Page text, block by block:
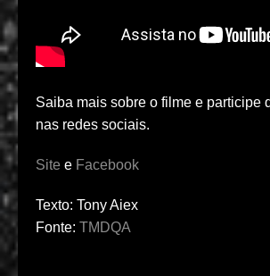
Saiba mais sobre o filme e participe
nas redes sociais.
Site e Facebook
Texto: Tony Aiex
Fonte: TMDQA